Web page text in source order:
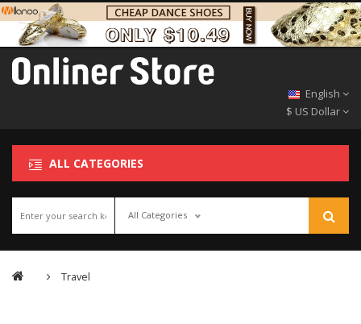
English
$ US Dollar
ALL CATEGORIES
All Categories
Travel